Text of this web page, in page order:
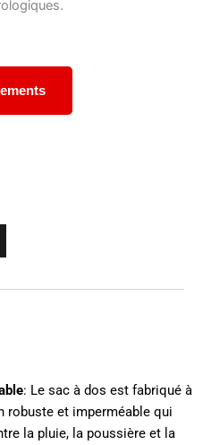
: Le sac à dos est fabriqué à
robuste et imperméable qui
la pluie, la poussière et la